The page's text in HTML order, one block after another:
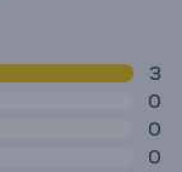
3
0
0
0